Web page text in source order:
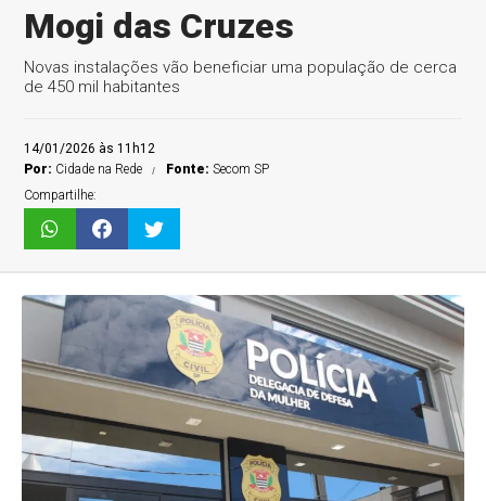
Mogi das Cruzes
Novas instalações vão beneficiar uma população de cerca
de 450 mil habitantes
14/01/2026 às 11h12
Por: Cidade na Rede Fonte:Secom SP
Compartilhe: